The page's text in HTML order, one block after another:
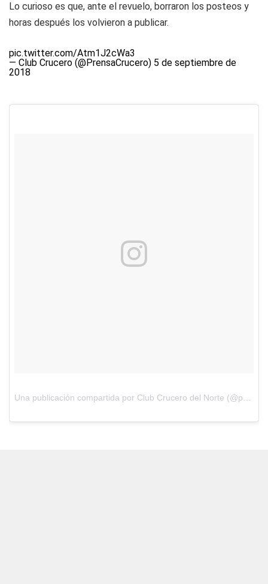
Lo curioso es que, ante el revuelo, borraron los posteos y
horas después los volvieron a publicar.
pic.twitter.com/Atm1J2cWa3
— Club Crucero (@PrensaCrucero) 5 de septiembre de
2018